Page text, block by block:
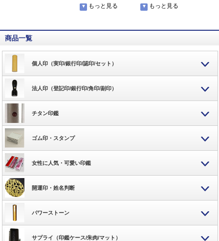
もっと見る
もっと見る
商品一覧
個人印（実印/銀行印/認印/セット）
法人印（登記印/銀行印/角印/副印）
チタン印鑑
ゴム印・スタンプ
女性に人気・可愛い印鑑
開運印・姓名判断
パワーストーン
サプライ（印鑑ケース/朱肉/マット）